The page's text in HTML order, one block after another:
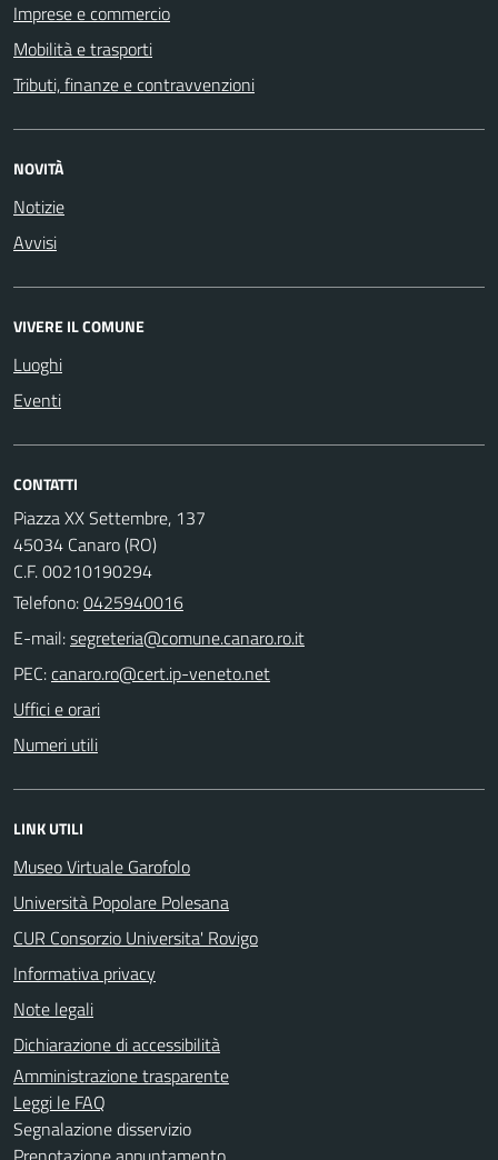
Imprese e commercio
Mobilità e trasporti
Tributi, finanze e contravvenzioni
NOVITÀ
Notizie
Avvisi
VIVERE IL COMUNE
Luoghi
Eventi
CONTATTI
Piazza XX Settembre, 137
45034 Canaro (RO)
C.F. 00210190294
Telefono:0425940016
E-mail:
PEC:
Uffici e orari
Numeri utili
LINK UTILI
Museo Virtuale Garofolo
Università Popolare Polesana
CUR Consorzio Universita' Rovigo
Informativa privacy
Note legali
Dichiarazione di accessibilità
Amministrazione trasparente
Leggi le FAQ
Segnalazione disservizio